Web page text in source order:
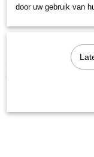
Netto gewicht
Schroefdraad:
20,294 g
door uw gebruik van